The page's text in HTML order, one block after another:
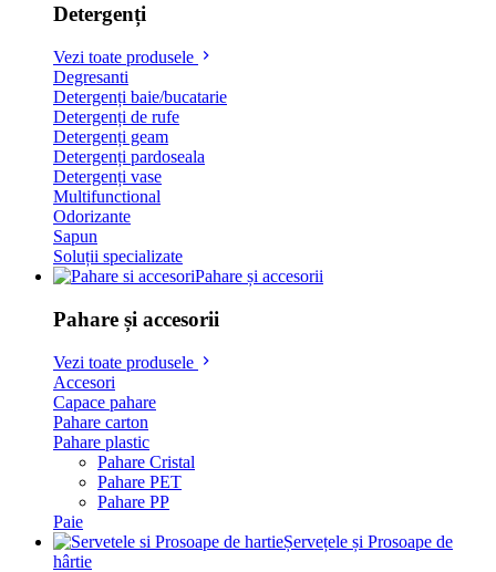
Detergenți
Vezi toate produsele
Degresanti
Detergenți baie/bucatarie
Detergenți de rufe
Detergenți geam
Detergenți pardoseala
Detergenți vase
Multifunctional
Odorizante
Sapun
Soluții specializate
Pahare și accesorii
Pahare și accesorii
Vezi toate produsele
Accesori
Capace pahare
Pahare carton
Pahare plastic
Pahare Cristal
Pahare PET
Pahare PP
Paie
Șervețele și Prosoape de
hârtie